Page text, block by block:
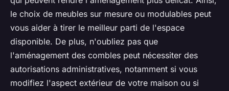
le choix de meubles sur mesure ou modulables peut
vous aider à tirer le meilleur parti de l'espace
disponible. De plus, n'oubliez pas que
l'aménagement des combles peut nécessiter des
autorisations administratives, notamment si vous
modifiez l'aspect extérieur de votre maison ou si